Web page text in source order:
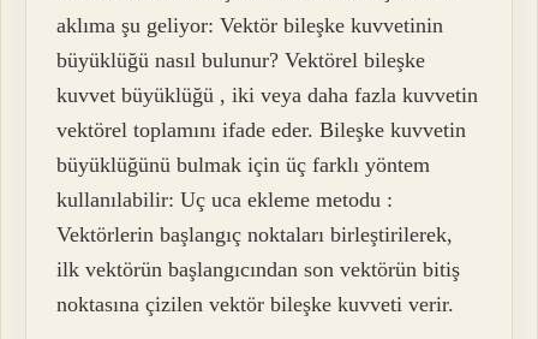
aklıma şu geliyor: Vektör bileşke kuvvetinin
büyüklüğü nasıl bulunur? Vektörel bileşke
kuvvet büyüklüğü , iki veya daha fazla kuvvetin
vektörel toplamını ifade eder. Bileşke kuvvetin
büyüklüğünü bulmak için üç farklı yöntem
kullanılabilir: Uç uca ekleme metodu :
Vektörlerin başlangıç noktaları birleştirilerek,
ilk vektörün başlangıcından son vektörün bitiş
noktasına çizilen vektör bileşke kuvveti verir.